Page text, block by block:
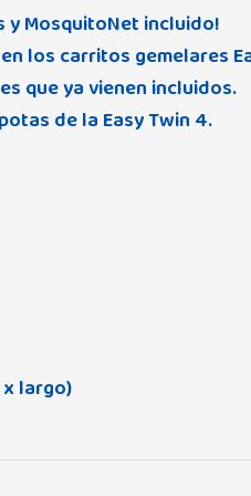
y MosquitoNet incluido!
los carritos gemelares
que ya vienen incluidos.
de la Easy Twin 4.
x largo)